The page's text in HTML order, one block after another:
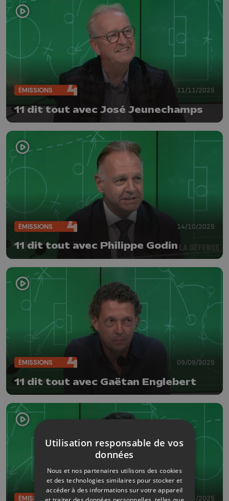
ÉMISSIONS 11/11/2025
11 dit tout avec José Jeunechamps
ÉMISSIONS 14/10/2025
11 dit tout avec Philippe Godin
ÉMISSIONS 09/09/2025
11 dit tout avec Gaëtan Englebert
ÉMISSIONS 10/06/2025
Utilisation responsable de vos
données
Nous et nos partenaires utilisons des cookies
et des technologies similaires pour stocker et
accéder à des informations sur votre appareil